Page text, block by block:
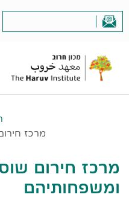
מרכז
מרכז חירום
ומשפחותיהם